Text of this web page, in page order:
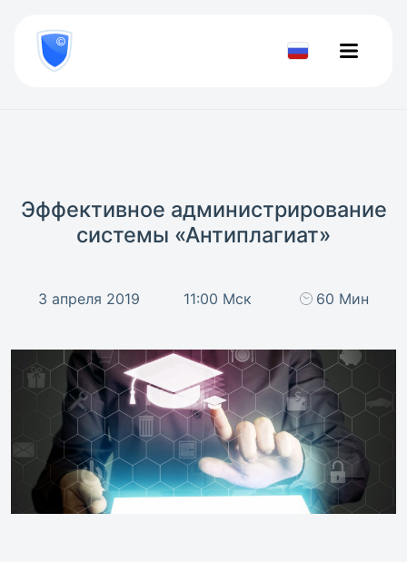
800
777-
81-Проверить
Эффективное администрирование
системы «Антиплагиат»
3 апреля 2019 11:00 Мск 60 Мин